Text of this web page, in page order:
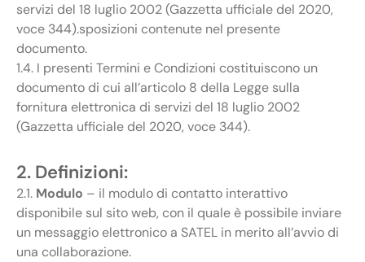
servizi del 18 luglio 2002 (Gazzetta ufficiale del 2020,
voce 344).sposizioni contenute nel presente
documento.
1.4. I presenti Termini e Condizioni costituiscono un
documento di cui all’articolo 8 della Legge sulla
fornitura elettronica di servizi del 18 luglio 2002
(Gazzetta ufficiale del 2020, voce 344).
2. Definizioni:
2.1. Modulo – il modulo di contatto interattivo
disponibile sul sito web, con il quale è possibile inviare
un messaggio elettronico a SATEL in merito all’avvio di
una collaborazione.